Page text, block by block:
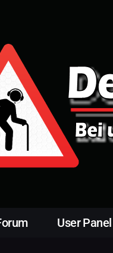
User Panel